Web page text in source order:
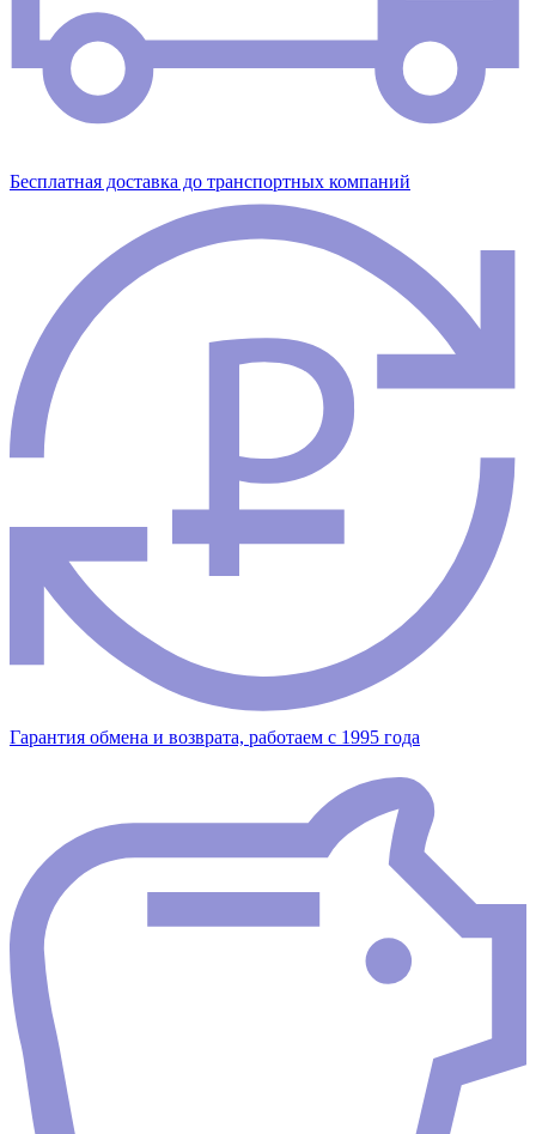
Бесплатная доставка до транспортных компаний
Гарантия обмена и возврата, работаем с 1995 года